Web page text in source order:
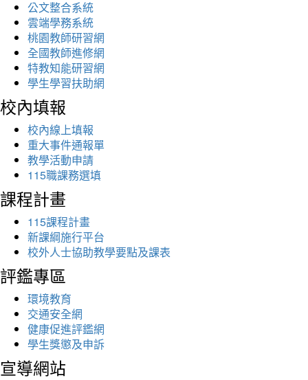
公文整合系統
雲端學務系統
桃園教師研習網
全國教師進修網
特教知能研習網
學生學習扶助網
校內填報
校內線上填報
重大事件通報單
教學活動申請
115職課務選填
課程計畫
115課程計畫
新課綱施行平台
校外人士協助教學要點及課表
評鑑專區
環境教育
交通安全網
健康促進評鑑網
學生獎懲及申訴
宣導網站